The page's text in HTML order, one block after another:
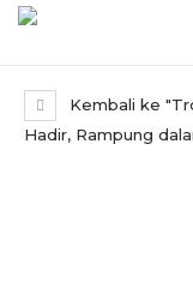
Kembali ke
Hadir, Rampung